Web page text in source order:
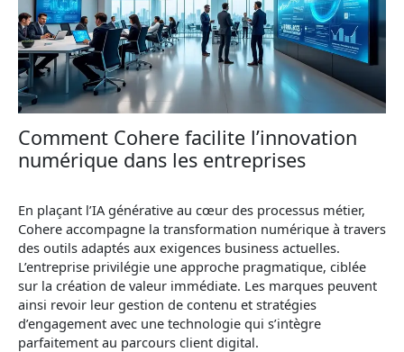
Comment Cohere facilite l’innovation
numérique dans les entreprises
En plaçant l’IA générative au cœur des processus métier,
Cohere accompagne la transformation numérique à travers
des outils adaptés aux exigences business actuelles.
L’entreprise privilégie une approche pragmatique, ciblée
sur la création de valeur immédiate. Les marques peuvent
ainsi revoir leur gestion de contenu et stratégies
d’engagement avec une technologie qui s’intègre
parfaitement au parcours client digital.